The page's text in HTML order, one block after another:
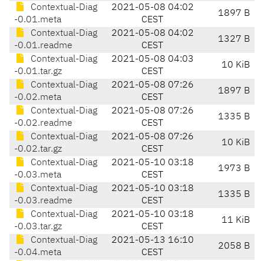
Contextual-Diag
-0.01.meta
2021-05-08 04:02
CEST
1897 B
Contextual-Diag
-0.01.readme
2021-05-08 04:02
CEST
1327 B
Contextual-Diag
-0.01.tar.gz
2021-05-08 04:03
CEST
10 KiB
Contextual-Diag
-0.02.meta
2021-05-08 07:26
CEST
1897 B
Contextual-Diag
-0.02.readme
2021-05-08 07:26
CEST
1335 B
Contextual-Diag
-0.02.tar.gz
2021-05-08 07:26
CEST
10 KiB
Contextual-Diag
-0.03.meta
2021-05-10 03:18
CEST
1973 B
Contextual-Diag
-0.03.readme
2021-05-10 03:18
CEST
1335 B
Contextual-Diag
-0.03.tar.gz
2021-05-10 03:18
CEST
11 KiB
Contextual-Diag
-0.04.meta
2021-05-13 16:10
CEST
2058 B